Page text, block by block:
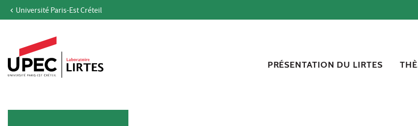
Aller au contenu
Accès directs
Recherche
Navigation secondaire
Université Paris-Est Créteil
PRÉSENTATION DU LIRTES